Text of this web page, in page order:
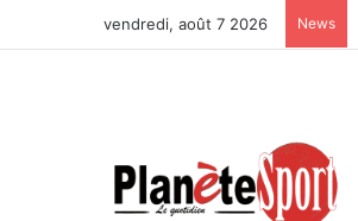
vendredi, août 7 2026 News